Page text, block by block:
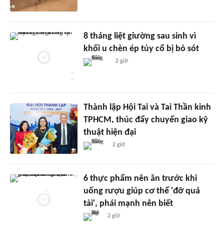
8 tháng liệt giường sau sinh vì
khối u chèn ép tủy cổ bị bỏ sót
2 giờ
Thành lập Hội Tai và Tai Thần kinh
TPHCM, thúc đẩy chuyển giao kỹ
thuật hiện đại
2 giờ
6 thực phẩm nên ăn trước khi
uống rượu giúp cơ thể 'đỡ quá
tải', phái mạnh nên biết
2 giờ